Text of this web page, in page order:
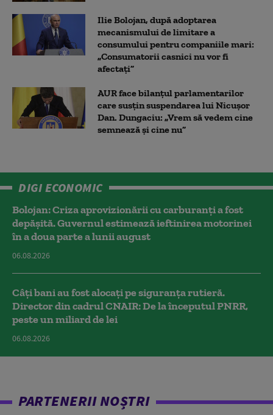
Ilie Bolojan, după adoptarea
mecanismului de limitare a
consumului pentru companiile mari:
„Consumatorii casnici nu vor fi
afectați”
AUR face bilanțul parlamentarilor
care susțin suspendarea lui Nicușor
Dan. Dungaciu: „Vrem să vedem cine
semnează și cine nu”
DIGI ECONOMIC
Bolojan: Criza aprovizionării cu carburanți a fost
depășită. Guvernul estimează ieftinirea motorinei
în a doua parte a lunii august
06.08.2026
Câți bani au fost alocați pe siguranța rutieră.
Director din cadrul CNAIR: De la începutul PNRR,
peste un miliard de lei
06.08.2026
PARTENERII NOȘTRI